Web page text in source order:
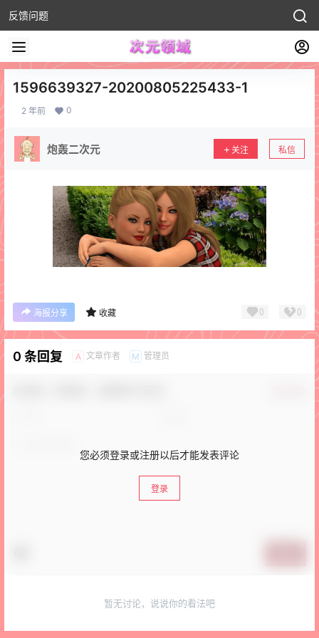
反馈问题
1596639327-20200805225433-1
2 年前 0
炮轰二次元 关注 私信
海报分享 收藏 0 0
0 条回复 A 文章作者 M 管理员
您必须登录或注册以后才能发表评论
登录
暂无讨论，说说你的看法吧